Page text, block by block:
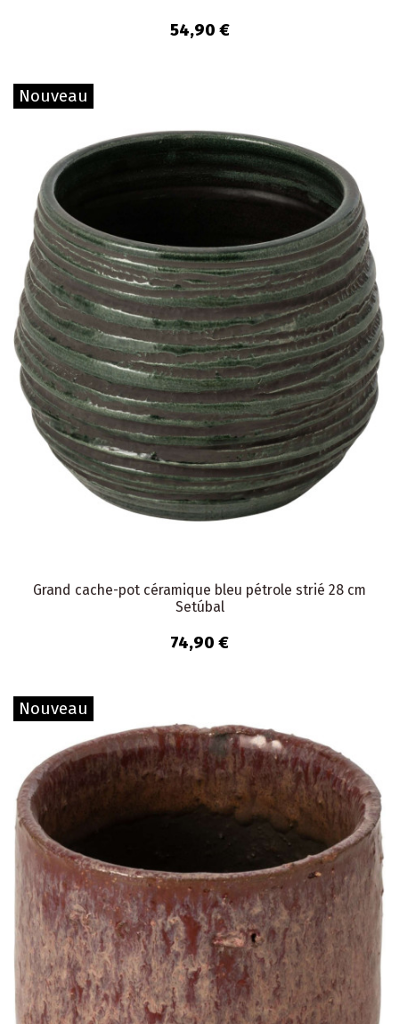
54,90 €
Nouveau
Grand cache-pot céramique bleu pétrole strié 28 cm
Setúbal
74,90 €
Nouveau